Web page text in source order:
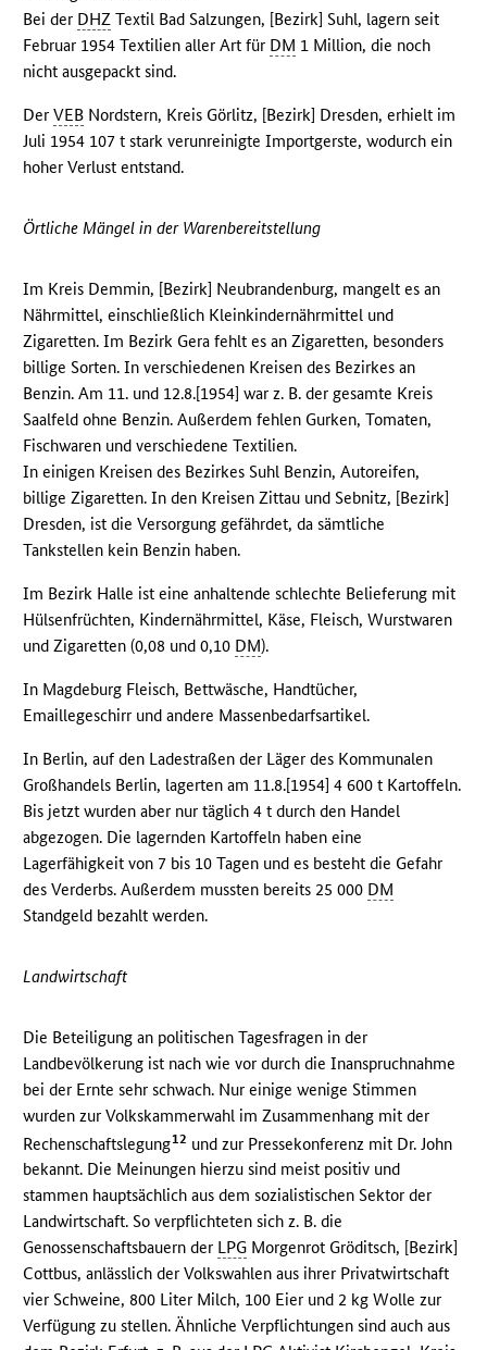
Bei der DHZ Textil Bad Salzungen, [Bezirk] Suhl, lagern seit
Februar 1954 Textilien aller Art für DM 1 Million, die noch
nicht ausgepackt sind.
DerVEB Nordstern, Kreis Görlitz, [Bezirk] Dresden, erhielt im
Juli 1954 107 t stark verunreinigte Importgerste, wodurch ein
hoher Verlust entstand.
Örtliche Mängel in der Warenbereitstellung
Im Kreis Demmin, [Bezirk] Neubrandenburg, mangelt es an
Nährmittel, einschließlich Kleinkindernährmittel und
Zigaretten. Im Bezirk Gera fehlt es an Zigaretten, besonders
billige Sorten. In verschiedenen Kreisen des Bezirkes an
Benzin. Am 11. und 12.8.[1954] war z. B. der gesamte Kreis
Saalfeld ohne Benzin. Außerdem fehlen Gurken, Tomaten,
Fischwaren und verschiedene Textilien.
In einigen Kreisen des Bezirkes Suhl Benzin, Autoreifen,
billige Zigaretten. In den Kreisen Zittau und Sebnitz, [Bezirk]
Dresden, ist die Versorgung gefährdet, da sämtliche
Tankstellen kein Benzin haben.
Im Bezirk Halle ist eine anhaltende schlechte Belieferung mit
Hülsenfrüchten, Kindernährmittel, Käse, Fleisch, Wurstwaren
und Zigaretten (0,08 und 0,10 DM).
In Magdeburg Fleisch, Bettwäsche, Handtücher,
Emaillegeschirr und andere Massenbedarfsartikel.
In Berlin, auf den Ladestraßen der Läger des Kommunalen
Großhandels Berlin, lagerten am 11.8.[1954] 4 600 t Kartoffeln.
Bis jetzt wurden aber nur täglich 4 t durch den Handel
abgezogen. Die lagernden Kartoffeln haben eine
Lagerfähigkeit von 7 bis 10 Tagen und es besteht die Gefahr
des Verderbs. Außerdem mussten bereits 25 000 DM
Standgeld bezahlt werden.
Landwirtschaft
Die Beteiligung an politischen Tagesfragen in der
Landbevölkerung ist nach wie vor durch die Inanspruchnahme
bei der Ernte sehr schwach. Nur einige wenige Stimmen
wurden zur Volkskammerwahl im Zusammenhang mit der
Rechenschaftslegung12 und zur Pressekonferenz mit Dr. John
bekannt. Die Meinungen hierzu sind meist positiv und
stammen hauptsächlich aus dem sozialistischen Sektor der
Landwirtschaft. So verpflichteten sich z. B. die
Genossenschaftsbauern der LPG Morgenrot Gröditsch, [Bezirk]
Cottbus, anlässlich der Volkswahlen aus ihrer Privatwirtschaft
vier Schweine, 800 Liter Milch, 100 Eier und 2 kg Wolle zur
Verfügung zu stellen. Ähnliche Verpflichtungen sind auch aus